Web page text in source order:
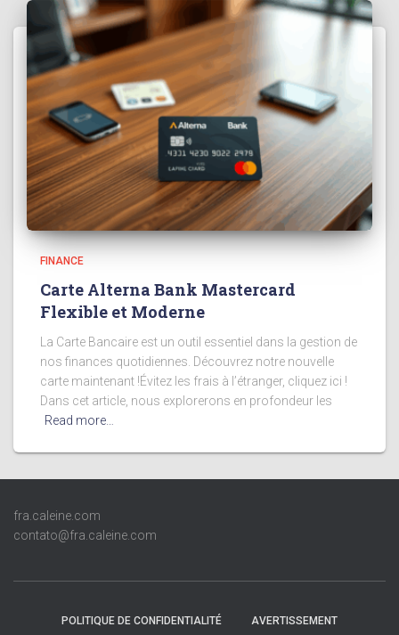
FINANCE
Carte Alterna Bank Mastercard
Flexible et Moderne
La Carte Bancaire est un outil essentiel dans la gestion de
nos finances quotidiennes. Découvrez notre nouvelle
carte maintenant !Évitez les frais à l’étranger, cliquez ici !
Dans cet article, nous explorerons en profondeur les
Read more…
fra.caleine.com
contato@fra.caleine.com
POLITIQUE DE CONFIDENTIALITÉ AVERTISSEMENT